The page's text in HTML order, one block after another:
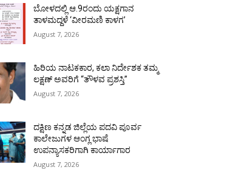
ಬೋಳದಲ್ಲಿ ಆ.9ರಂದು ಯಕ್ಷಗಾನ
ತಾಳಮದ್ದಳೆ ‘ವೀರಮಣಿ ಕಾಳಗ’
August 7, 2026
ಹಿರಿಯ ನಾಟಕಕಾರ, ಕಲಾ ನಿರ್ದೇಶಕ ತಮ್ಮ
ಲಕ್ಷಣ್ ಅವರಿಗೆ “ತೌಳವ ಪ್ರಶಸ್ತಿ”
August 7, 2026
ದಕ್ಷಿಣ ಕನ್ನಡ ಜಿಲ್ಲೆಯ ಪದವಿ ಪೂರ್ವ
ಕಾಲೇಜುಗಳ ಆಂಗ್ಲ ಭಾಷೆ
ಉಪನ್ಯಾಸಕರಿಗಾಗಿ ಕಾರ್ಯಾಗಾರ
August 7, 2026